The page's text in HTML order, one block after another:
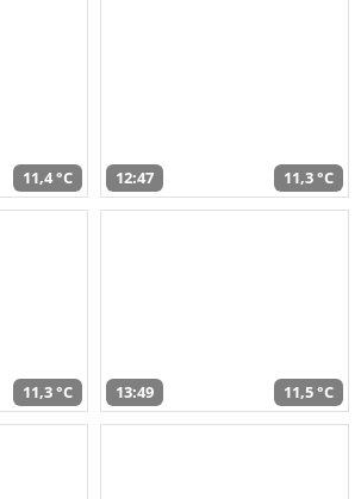
11,4 °C 12:47 11,3 °C
11,3 °C 13:49 11,5 °C